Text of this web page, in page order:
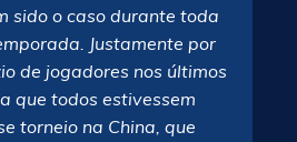
sido o caso durante toda
Justamente por
de jogadores nos últimos
que todos estivessem
torneio na China, que